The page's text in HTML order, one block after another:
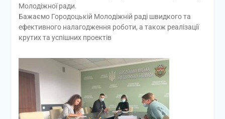
Молодіжної ради.
Бажаємо Городоцькій Молодіжній раді швидкого та
ефективного налагодження роботи, а також реалізації
крутих та успішних проектів